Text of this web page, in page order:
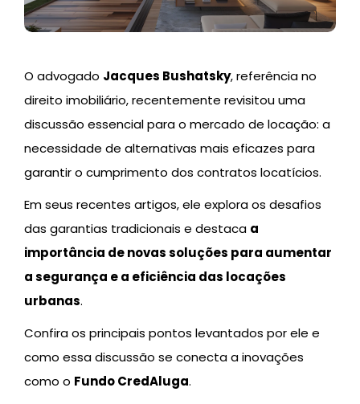
O advogado Jacques Bushatsky, referência no
direito imobiliário, recentemente revisitou uma
discussão essencial para o mercado de locação: a
necessidade de alternativas mais eficazes para
garantir o cumprimento dos contratos locatícios.
Em seus recentes artigos, ele explora os desafios
das garantias tradicionais e destaca a
importância de novas soluções para aumentar
a segurança e a eficiência das locações
urbanas.
Confira os principais pontos levantados por ele e
como essa discussão se conecta a inovações
como o Fundo CredAluga.